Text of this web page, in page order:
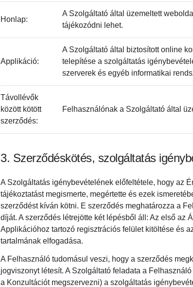
Honlap:
A Szolgáltató által üzemeltett
tájékozódni lehet.
Applikáció:
A Szolgáltató által biztosított online
telepítése a szolgáltatás
szerverek és egyéb informatikai
Távollévők
között kötött
szerződés:
Felhasználónak a Szolgáltató által
Szerződéskötés, szolgáltatás
A Szolgáltatás igénybevételének előfeltétele, hogy az
tájékoztatást megismerte, megértette és ezek
szerződést kíván kötni. E szerződés meghatározza a
díját. A szerződés létrejötte két lépésből áll: Az első az
Applikációhoz tartozó regisztrációs felület kitöltése és
tartalmának elfogadása.
A Felhasználó tudomásul veszi, hogy a szerződés
jogviszonyt létesít. A Szolgáltató feladata a
a Konzultációt megszervezni) a szolgáltatás